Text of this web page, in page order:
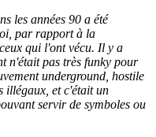
les années 90 a été
par rapport à la
qui l'ont vécu. Il y a
n'était pas très funky pour
underground, hostile
illégaux, et c'était un
servir de symboles ou